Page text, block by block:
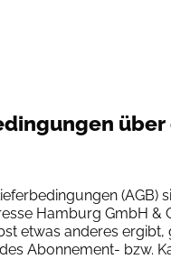
Hamburg GmbH &
etwas anderes
Abonnement- bzw.